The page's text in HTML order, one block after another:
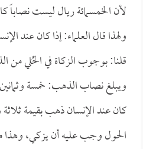
لأن الخمسمائة ريال ليست نصاباً
ولهذا قال العلماء: إذا كان عند
قلنا: بوجوب الزكاة في الحُلي من
ويبلغ نصاب الذهب: خمسة
كان عند الإنسان ذهب بقيمة
الحول وجب عليه أن يزكي،